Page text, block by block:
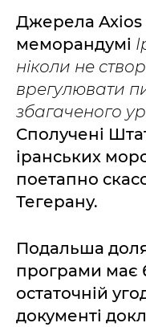
Джерела Axios
меморандумі
ніколи не
врегулювати
збагаченого
Сполучені
іранських
поетапно
Тегерану.
Подальша доля
програми має
остаточній
документі